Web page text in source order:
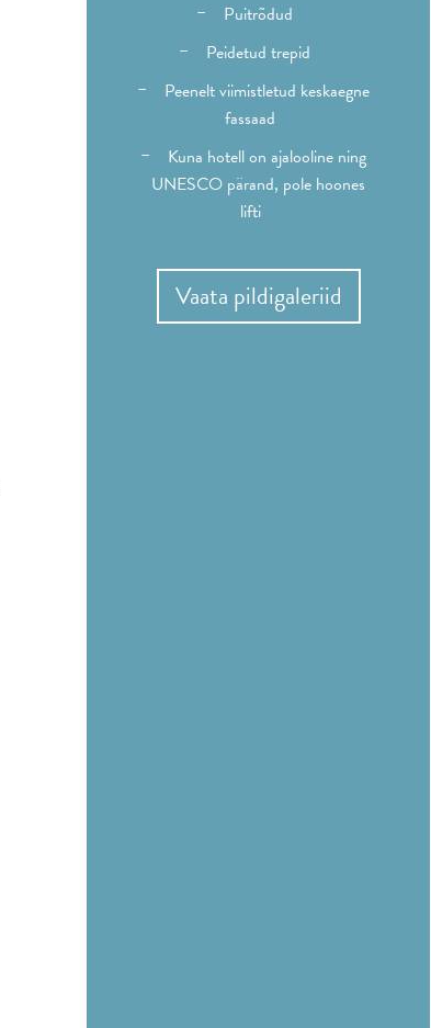
Puitrõdud
Peidetud trepid
Peenelt viimistletud keskaegne
fassaad
Kuna hotell on ajalooline ning
UNESCO pärand, pole hoones
lifti
Vaata pildigaleriid